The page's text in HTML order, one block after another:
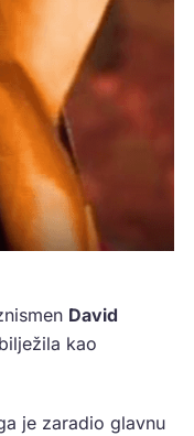
David
kao
je zaradio glavnu